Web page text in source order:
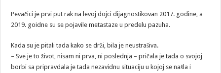
Pevačici je prvi put rak na levoj dojci dijagnostikovan 2017. godine, a
2019. goidne su se pojavile metastaze u predelu pazuha.
Kada su je pitali tada kako se drži, bila je neustrašiva.
– Sve je to život, nisam ni prva, ni poslednja – pričala je tada o svojoj
borbi sa pripravdala je tada nezavidnu situaciju u kojoj se našla i